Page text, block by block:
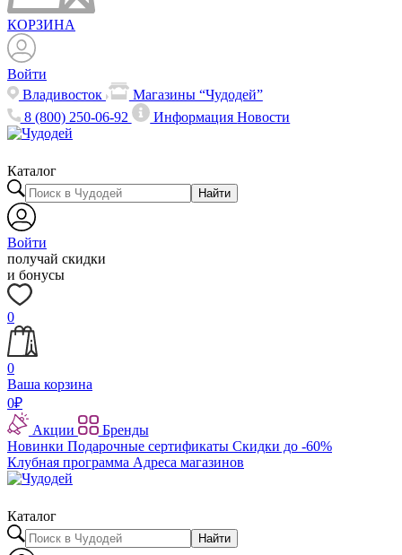
КОРЗИНА
Войти
Владивосток
Магазины “Чудодей”
8 (800) 250-06-92
ИнформацияНовости
Каталог
Найти
Войти
получай скидки
и бонусы
0
0
Ваша корзина
0₽
Акции
Бренды
Новинки Подарочные сертификаты Скидки до -60%
Клубная программа Адреса магазинов
Каталог
Найти